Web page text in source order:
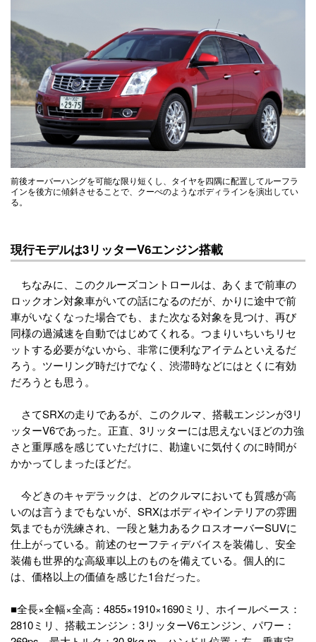
前後オーバーハングを可能な限り短くし、タイヤを四隅に配置してルーフラ
インを後方に傾斜させることで、クーぺのようなボディラインを演出してい
る。
現行モデルは3リッターV6エンジン搭載
ちなみに、このクルーズコントロールは、あくまで前車の
ロックオン対象車がいての話になるのだが、かりに途中で前
車がいなくなった場合でも、また次なる対象を見つけ、再び
同様の過減速を自動ではじめてくれる。つまりいちいちリセ
ットする必要がないから、非常に便利なアイテムといえるだ
ろう。ツーリング時だけでなく、渋滞時などにはとくに有効
だろうとも思う。
さてSRXの走りであるが、このクルマ、搭載エンジンが3リ
ッターV6であった。正直、3リッターには思えないほどの力強
さと重厚感を感じていただけに、勘違いに気付くのに時間が
かかってしまったほどだ。
今どきのキャデラックは、どのクルマにおいても質感が高
いのは言うまでもないが、SRXはボディやインテリアの雰囲
気までもが洗練され、一段と魅力あるクロスオーバーSUVに
仕上がっている。前述のセーフティデバイスを装備し、安全
装備も世界的な高級車以上のものを備えている。個人的に
は、価格以上の価値を感じた1台だった。
■全長×全幅×全高：4855×1910×1690ミリ、ホイールベース：
2810ミリ、搭載エンジン：3リッターV6エンジン、パワー：